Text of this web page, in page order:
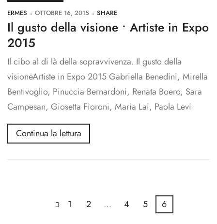
ERMES OTTOBRE 16, 2015 SHARE
Il gusto della visione • Artiste in Expo
2015
Il cibo al di là della sopravvivenza. Il gusto della
visioneArtiste in Expo 2015 Gabriella Benedini, Mirella
Bentivoglio, Pinuccia Bernardoni, Renata Boero, Sara
Campesan, Giosetta Fioroni, Maria Lai, Paola Levi
Continua la lettura
1 2 … 4 5 6